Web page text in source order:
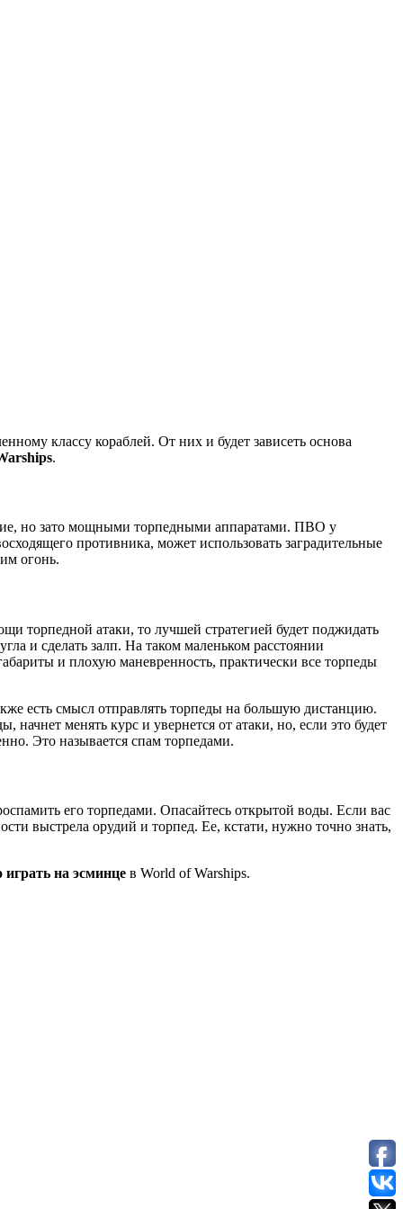
классу кораблей. От них и будет зависеть основа
.
но зато мощными торпедными аппаратами. ПВО у
противника, может использовать заградительные
огонь.
торпедной атаки, то лучшей стратегией будет поджидать
и сделать залп. На таком маленьком расстоянии
и плохую маневренность, практически все торпеды
есть смысл отправлять торпеды на большую дистанцию.
менять курс и увернется от атаки, но, если это будет
Это называется спам торпедами.
его торпедами. Опасайтесь открытой воды. Если вас
выстрела орудий и торпед. Ее, кстати, нужно точно знать,
на эсминце в World of Warships.